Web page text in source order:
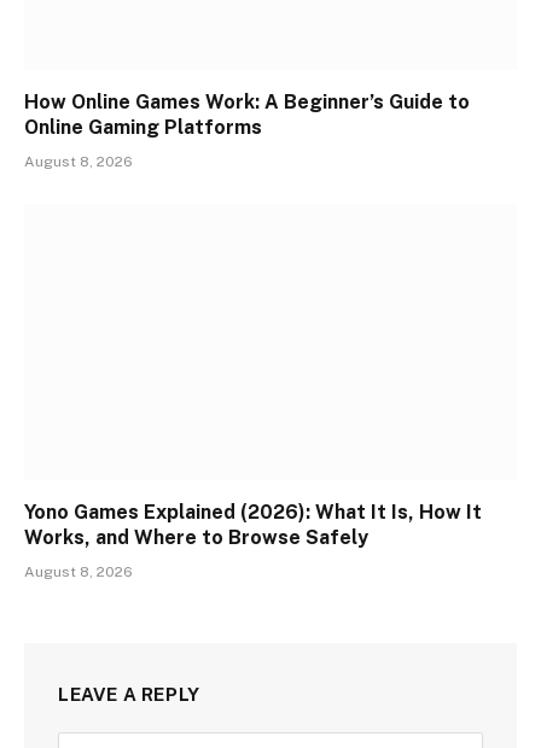
How Online Games Work: A Beginner’s Guide to
Online Gaming Platforms
August 8, 2026
Yono Games Explained (2026): What It Is, How It
Works, and Where to Browse Safely
August 8, 2026
LEAVE A REPLY